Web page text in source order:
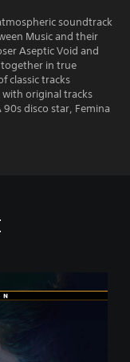
soundtrack
Music and their
Aseptic Void and
in true
classic tracks
with original tracks
disco star, Femina